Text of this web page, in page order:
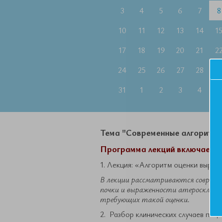
3
4 5 6 7 8
10
11 12 13 14 15
17
18 19 20 21 22
24
25 26 27 28
31
1 2 3 4
Тема "Современные
Программа лекций включает в
1. Лекция: «Алгоритм оценки
В лекции рассматриваются
почки и выраженности
требующих такой оценки.
2. Разбор клинических случаев